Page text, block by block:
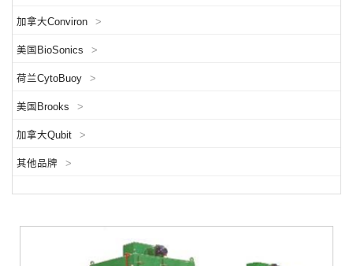
加拿大Conviron >
美国BioSonics >
荷兰CytoBuoy >
美国Brooks >
加拿大Qubit >
其他品牌 >